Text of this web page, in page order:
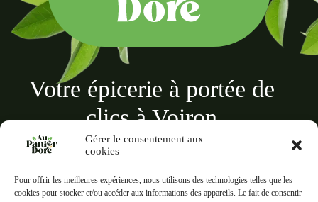
Gérer le consentement aux
cookies
Pour offrir les meilleures expériences, nous utilisons des technologies telles que les
cookies pour stocker et/ou accéder aux informations des appareils. Le fait de consentir
Votre épicerie à portée de
clics à Voiron